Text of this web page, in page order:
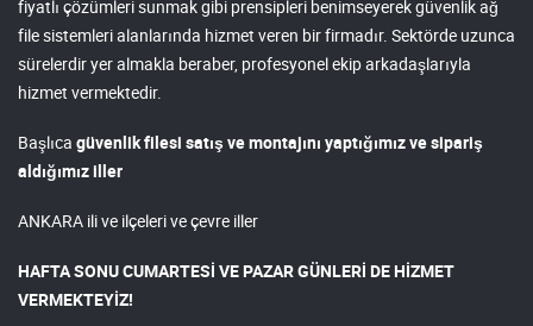
fiyatlı çözümleri sunmak gibi prensipleri benimseyerek güvenlik ağ
file sistemleri alanlarında hizmet veren bir firmadır. Sektörde uzunca
sürelerdir yer almakla beraber, profesyonel ekip arkadaşlarıyla
hizmet vermektedir.
Başlıca güvenlik filesi satış ve montajını yaptığımız ve sipariş
aldığımız iller
ANKARA ili ve ilçeleri ve çevre iller
HAFTA SONU CUMARTESİ VE PAZAR GÜNLERİ DE HİZMET
VERMEKTEYİZ!